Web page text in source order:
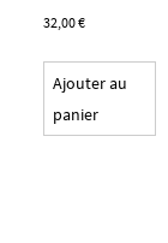
32,00€
Ajouter au
panier